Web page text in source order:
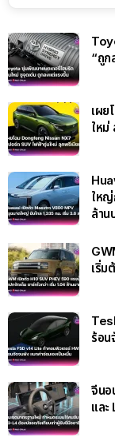
“ถูก
เผย
ใหม่
ใหญ่
ล้าน
เริ่ม
ร้อน
จีนอ
และ